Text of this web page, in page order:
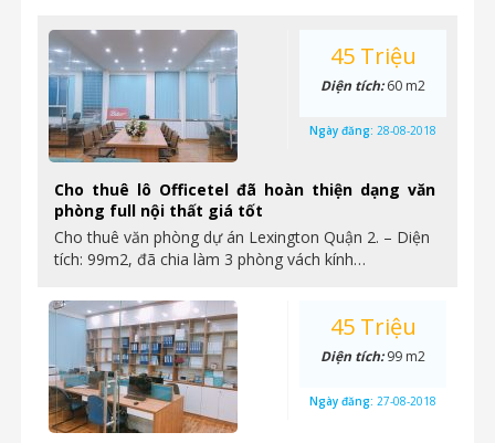
Cho thuê lô Officetel đã hoàn thiện dạng văn
phòng full nội thất giá tốt
Cho thuê văn phòng dự án Lexington Quận 2. – Diện
tích: 99m2, đã chia làm 3 phòng vách kính…
45 Triệu
Diện tích:60 m2
Ngày đăng: 28-08-2018
45 Triệu
Diện tích:99 m2
Ngày đăng: 27-08-2018